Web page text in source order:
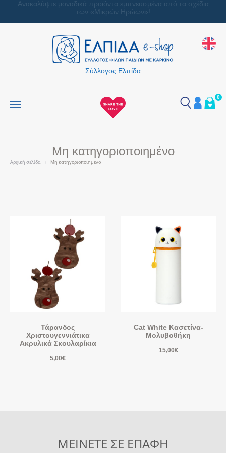
Ανακαλύψτε μοναδικά προϊόντα εμπνευσμένα από τα σχέδια
των «Μικρών Ηρώων»!
Σύλλογος Ελπίδα
0
Μη κατηγοριοποιημένο
Αρχική σελίδα Μη κατηγοριοποιημένο
Τάρανδος
Χριστουγεννιάτικα
Ακρυλικά Σκουλαρίκια
5,00€
Cat White Κασετίνα-
Μολυβοθήκη
15,00€
ΜΕΙΝΕΤΕ ΣΕ ΕΠΑΦΗ